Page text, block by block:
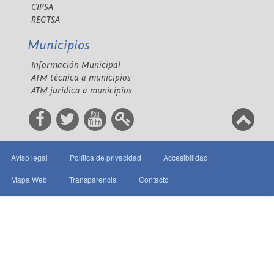
CIPSA
REGTSA
Municipios
Información Municipal
ATM técnica a municipios
ATM jurídica a municipios
Aviso legal Política de privacidad Accesibilidad
Mapa Web Transparencia Contacto